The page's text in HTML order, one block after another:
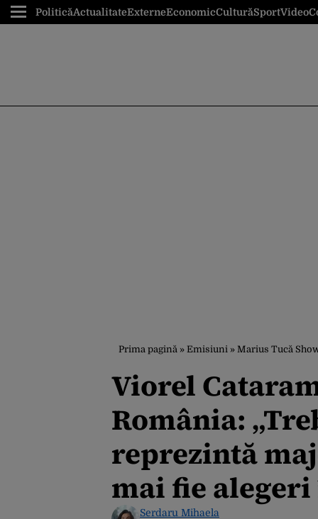
PoliticăActualitateExterneEconomicCulturăSportVideo
Prima pagină » Emisiuni » Marius Tucă
Viorel
România:
reprezintă
mai fie alegeri
Serdaru Mihaela